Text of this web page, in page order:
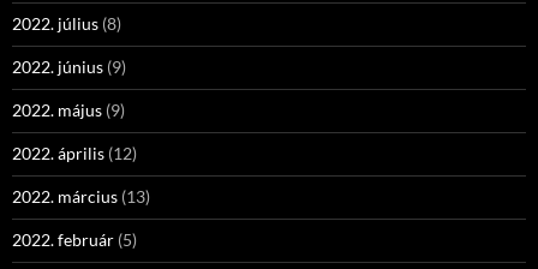
2022. július (8)
2022. június (9)
2022. május (9)
2022. április (12)
2022. március (13)
2022. február (5)